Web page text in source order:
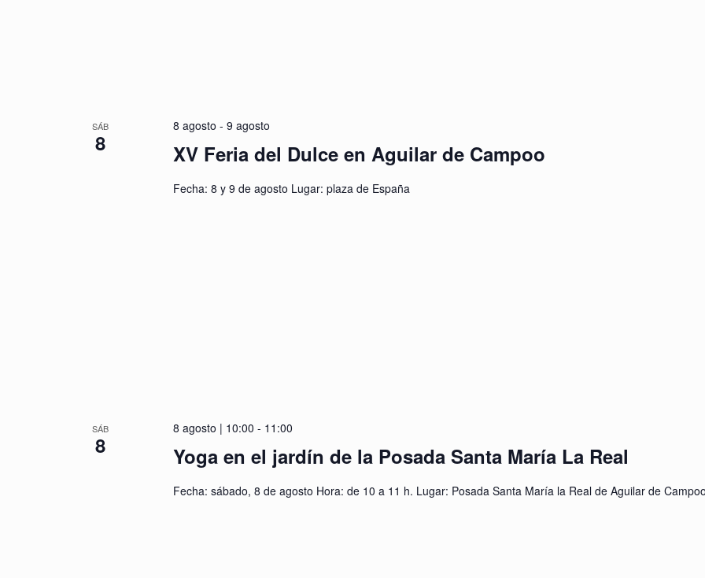
SÁB
8 XV Feria del Dulce en Aguilar de Campoo
8 agosto - 9 agosto
Fecha: 8 y 9 de agosto Lugar: plaza de España
SÁB
8 Yoga en el jardín de la Posada Santa María La Real
8 agosto | 10:00 - 11:00
Fecha: sábado, 8 de agosto Hora: de 10 a 11 h. Lugar: Posada Santa María la Real de Aguilar de